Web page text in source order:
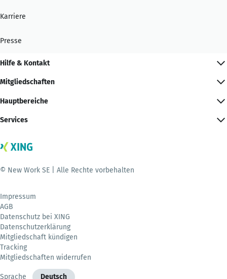
Karriere
Presse
Hilfe & Kontakt
Mitgliedschaften
Hauptbereiche
Services
© New Work SE | Alle Rechte vorbehalten
Impressum
AGB
Datenschutz bei XING
Datenschutzerklärung
Mitgliedschaft kündigen
Tracking
Mitgliedschaften widerrufen
Sprache Deutsch